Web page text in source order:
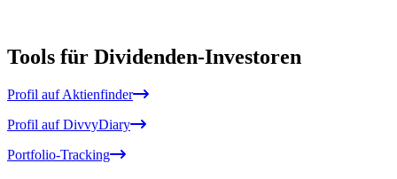
Tools für Dividenden-Investoren
Profil auf Aktienfinder
Profil auf DivvyDiary
Portfolio-Tracking